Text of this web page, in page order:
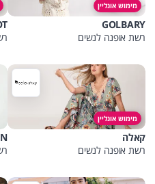
מימוש אונליין
GOLBARY
רשת אופנה לנשים
מימוש אונליין
קאלה
רשת אופנה לנשים